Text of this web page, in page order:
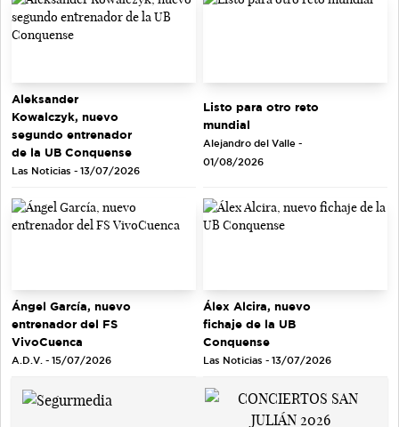
Aleksander
Kowalczyk, nuevo
segundo entrenador
de la UB Conquense
Las Noticias - 13/07/2026
Listo para otro reto
mundial
Alejandro del Valle -
01/08/2026
Ángel García, nuevo
entrenador del FS
VivoCuenca
A.D.V. - 15/07/2026
Álex Alcira, nuevo
fichaje de la UB
Conquense
Las Noticias - 13/07/2026